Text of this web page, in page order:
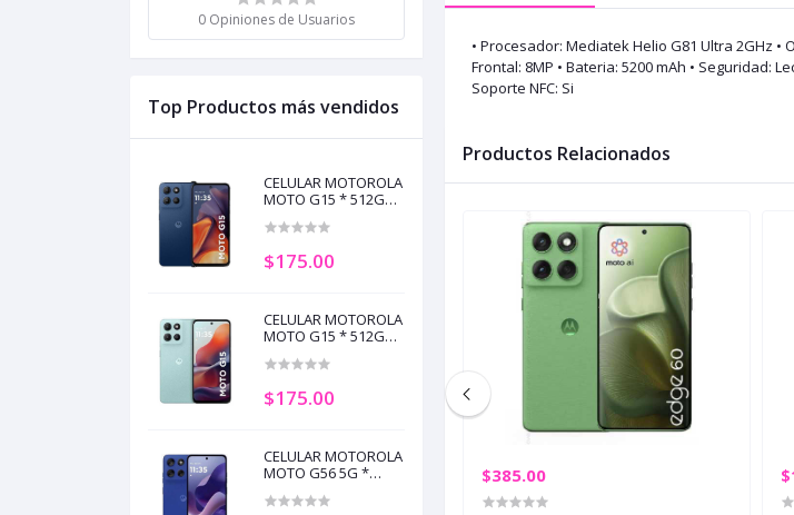
0 Opiniones de Usuarios
Top Productos más vendidos
CELULAR MOTOROLA
MOTO G15 * 512GB
AZUL (+5)
$175.00
CELULAR MOTOROLA
MOTO G15 * 512GB
CELESTE (+5)
$175.00
CELULAR MOTOROLA
MOTO G56 5G *
RAM DAZZLING BLUE
• Procesador: Mediatek Helio G81 Ultra 2GHz •
Frontal: 8MP • Bateria: 5200 mAh • Seguridad:
Soporte NFC: Si
Productos Relacionados
$319.00 $385.00